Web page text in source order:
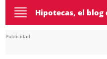
Toggle
navigation
Hipotecas, el blog
Publicidad